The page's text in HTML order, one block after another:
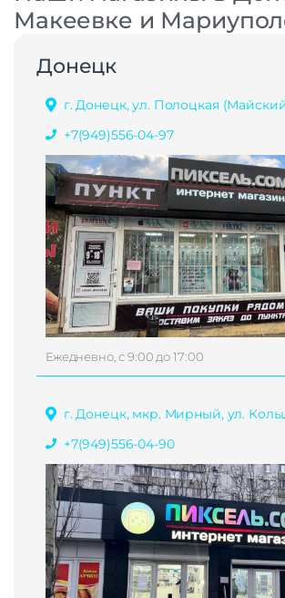
Макеевке и
Донецк
г. Донецк, ул. Полоцкая
+7(949)556-04-97
Ежедневно, с 9:00 до 17:00
г. Донецк, мкр. Мирный, ул.
+7(949)556-04-90